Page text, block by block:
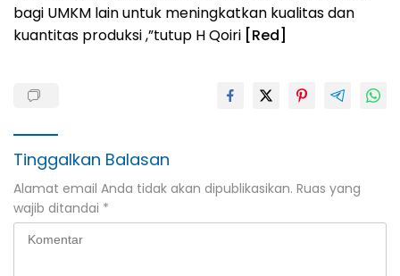
bagi UMKM lain untuk meningkatkan kualitas dan
kuantitas produksi ,”tutup H Qoiri [Red]
Tinggalkan Balasan
Alamat email Anda tidak akan dipublikasikan. Ruas yang
wajib ditandai *